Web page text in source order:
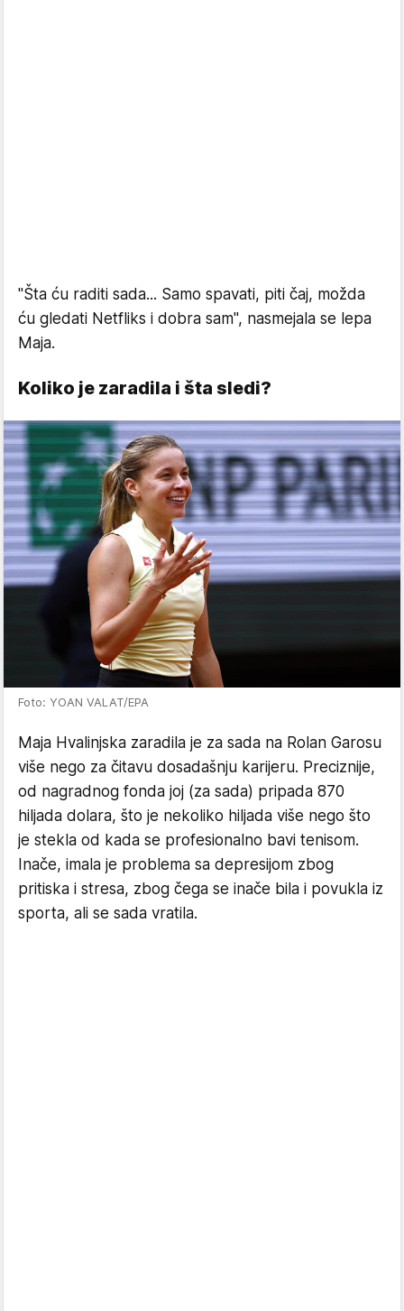
"Šta ću raditi sada... Samo spavati, piti čaj, možda
ću gledati Netfliks i dobra sam", nasmejala se lepa
Maja.
Koliko je zaradila i šta sledi?
Foto: YOAN VALAT/EPA
Maja Hvalinjska zaradila je za sada na Rolan Garosu
više nego za čitavu dosadašnju karijeru. Preciznije,
od nagradnog fonda joj (za sada) pripada 870
hiljada dolara, što je nekoliko hiljada više nego što
je stekla od kada se profesionalno bavi tenisom.
Inače, imala je problema sa depresijom zbog
pritiska i stresa, zbog čega se inače bila i povukla iz
sporta, ali se sada vratila.